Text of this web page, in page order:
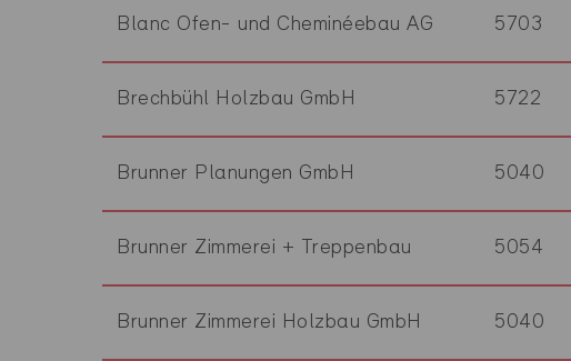
Blanc Ofen- und Cheminéebau AG 5703
Brechbühl Holzbau GmbH 5722
Brunner Planungen GmbH 5040
Brunner Zimmerei + Treppenbau 5054
Brunner Zimmerei Holzbau GmbH 5040